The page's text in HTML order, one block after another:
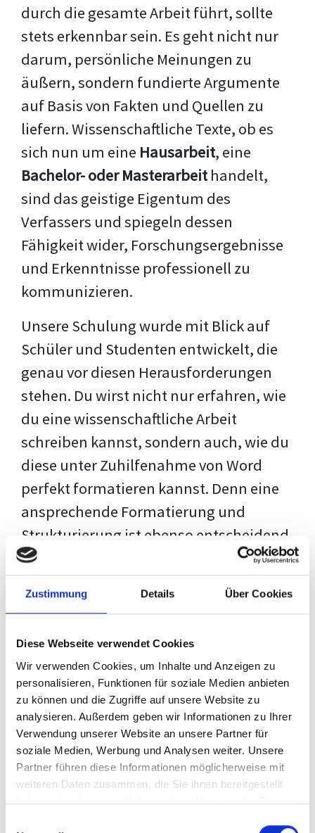
Zustimmung Details Über Cookies
Diese Webseite verwendet Cookies
Wir verwenden Cookies, um Inhalte und Anzeigen zu
personalisieren, Funktionen für soziale Medien anbieten
zu können und die Zugriffe auf unsere Website zu
analysieren. Außerdem geben wir Informationen zu Ihrer
Verwendung unserer Website an unsere Partner für
soziale Medien, Werbung und Analysen weiter. Unsere
Partner führen diese Informationen möglicherweise mit
weiteren Daten zusammen, die Sie ihnen bereitgestellt
haben oder die sie im Rahmen Ihrer Nutzung der Dienste
durch die gesamte Arbeit führt, sollte
stets erkennbar sein. Es geht nicht nur
darum, persönliche Meinungen zu
äußern, sondern fundierte Argumente
auf Basis von Fakten und Quellen zu
liefern. Wissenschaftliche Texte, ob es
sich nun um eine Hausarbeit, eine
Bachelor- oder Masterarbeithandelt,
sind das geistige Eigentum des
Verfassers und spiegeln dessen
Fähigkeit wider, Forschungsergebnisse
und Erkenntnisse professionell zu
kommunizieren.
Unsere Schulung wurde mit Blick auf
Schüler und Studenten entwickelt, die
genau vor diesen Herausforderungen
stehen. Du wirst nicht nur erfahren, wie
du eine wissenschaftliche Arbeit
schreiben kannst, sondern auch, wie du
diese unter Zuhilfenahme von Word
perfekt formatieren kannst. Denn eine
ansprechende Formatierung und
Strukturierung ist ebenso entscheidend
wie der Inhalt selbst. Jeder Prüfer hat
eigene Erwartungen, und unsere
Schulung ist so konzipiert, dass sie dir
deiner individuellen Vorlage zeigt,
anstatt eine Einheitslösung zu bieten.
Der Prozess des wissenschaftlichen
Schreibens kann ohne das richtige
Wissen eine große Herausforderung
darstellen. Jedoch, ausgestattet mit
denTechniken und Strategiendieses
Kurses, wird die Formatierung deiner